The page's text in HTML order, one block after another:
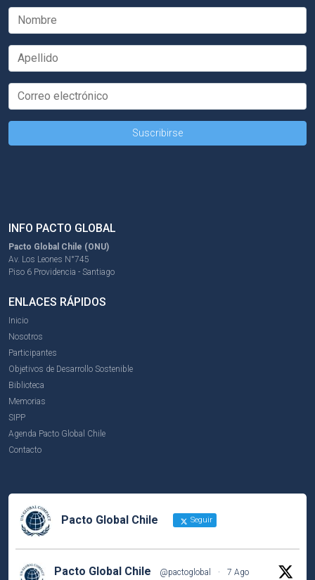
INFO PACTO GLOBAL
Pacto Global Chile (ONU)
Av. Los Leones N°745
Piso 6 Providencia - Santiago
ENLACES RÁPIDOS
Inicio
Nosotros
Participantes
Objetivos de Desarrollo Sostenible
Biblioteca
Memorias
SIPP
Agenda Pacto Global Chile
Contacto
Pacto Global Chile Seguir
Pacto Global Chile @pactoglobal · 7 Ago